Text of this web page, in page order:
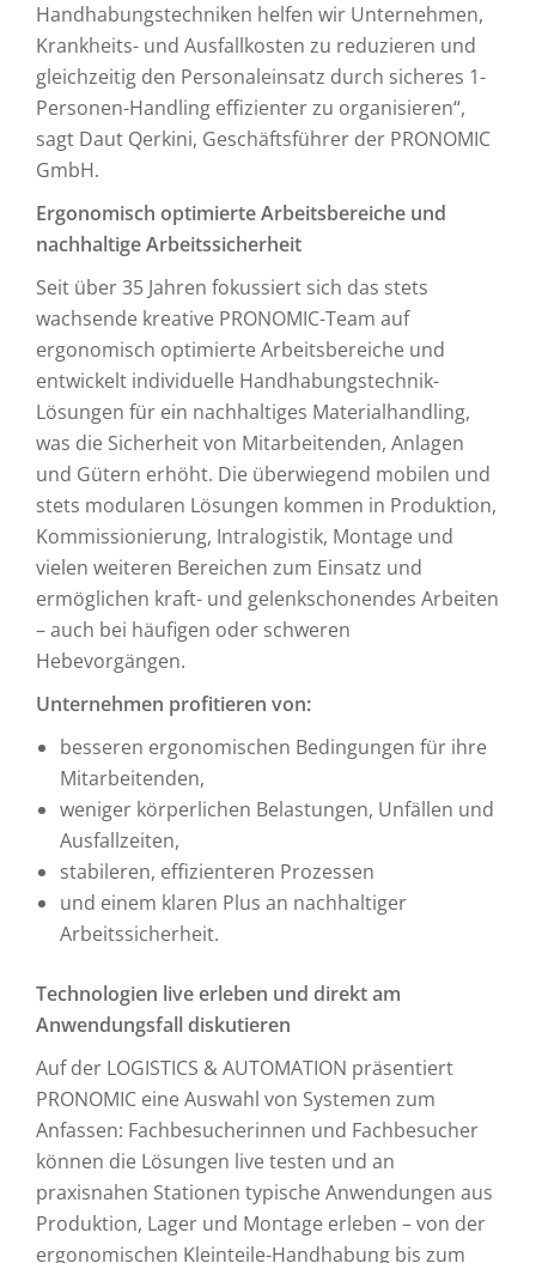
Handhabungstechniken helfen wir Unternehmen,
Krankheits- und Ausfallkosten zu reduzieren und
gleichzeitig den Personaleinsatz durch sicheres 1-
Personen-Handling effizienter zu organisieren“,
sagt Daut Qerkini, Geschäftsführer der PRONOMIC
GmbH.
Ergonomisch optimierte Arbeitsbereiche und
nachhaltige Arbeitssicherheit
Seit über 35 Jahren fokussiert sich das stets
wachsende kreative PRONOMIC-Team auf
ergonomisch optimierte Arbeitsbereiche und
entwickelt individuelle Handhabungstechnik-
Lösungen für ein nachhaltiges Materialhandling,
was die Sicherheit von Mitarbeitenden, Anlagen
und Gütern erhöht. Die überwiegend mobilen und
stets modularen Lösungen kommen in Produktion,
Kommissionierung, Intralogistik, Montage und
vielen weiteren Bereichen zum Einsatz und
ermöglichen kraft- und gelenkschonendes Arbeiten
– auch bei häufigen oder schweren
Hebevorgängen.
Unternehmen profitieren von:
besseren ergonomischen Bedingungen für ihre
Mitarbeitenden,
weniger körperlichen Belastungen, Unfällen und
Ausfallzeiten,
stabileren, effizienteren Prozessen
und einem klaren Plus an nachhaltiger
Arbeitssicherheit.
Technologien live erleben und direkt am
Anwendungsfall diskutieren
Auf der LOGISTICS & AUTOMATION präsentiert
PRONOMIC eine Auswahl von Systemen zum
Anfassen: Fachbesucherinnen und Fachbesucher
können die Lösungen live testen und an
praxisnahen Stationen typische Anwendungen aus
Produktion, Lager und Montage erleben – von der
ergonomischen Kleinteile-Handhabung bis zum